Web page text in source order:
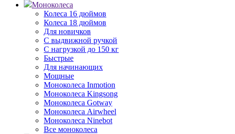
Моноколеса
Колеса 16 дюймов
Колеса 18 дюймов
Для новичков
С выдвижной ручкой
С нагрузкой до 150 кг
Быстрые
Для начинающих
Мощные
Моноколеса Inmotion
Моноколеса Kingsong
Моноколеса Gotway
Моноколеса Airwheel
Моноколеса Ninebot
Все моноколеса